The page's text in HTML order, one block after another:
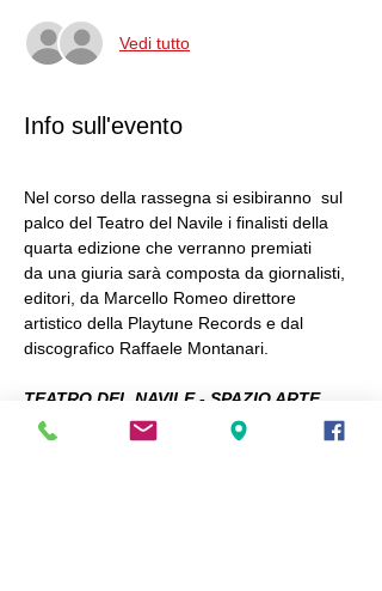
Vedi tutto
Info sull'evento
Nel corso della rassegna si esibiranno  sul
palco del Teatro del Navile i finalisti della
quarta edizione che verranno premiati
da una giuria sarà composta da giornalisti,
editori, da Marcello Romeo direttore
artistico della Playtune Records e dal
discografico Raffaele Montanari.
TEATRO DEL NAVILE - SPAZIO ARTE
STAGIONE 2025 - 2026